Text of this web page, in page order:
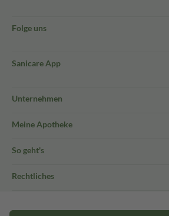
Folge uns
Sanicare App
Unternehmen
Meine Apotheke
So geht's
Rechtliches